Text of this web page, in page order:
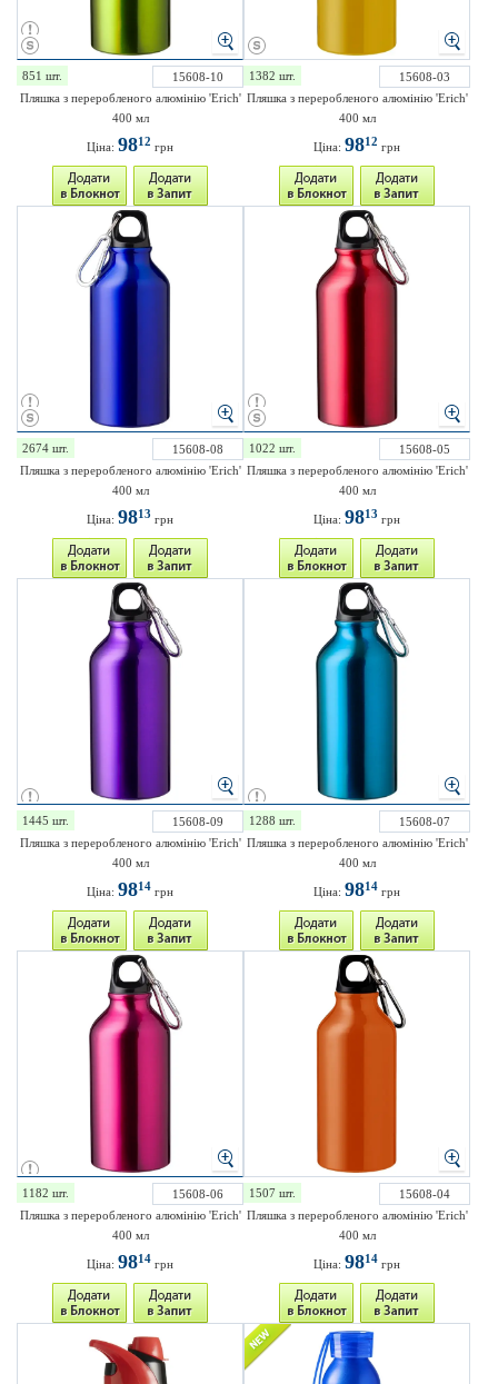
851 шт.
15608-10
Пляшка з переробленого алюмінію 'Erich'
400 мл
Ціна: 9812 грн
1382 шт.
15608-03
Пляшка з переробленого алюмінію 'Erich'
400 мл
Ціна: 9812 грн
2674 шт.
15608-08
Пляшка з переробленого алюмінію 'Erich'
400 мл
Ціна: 9813 грн
1022 шт.
15608-05
Пляшка з переробленого алюмінію 'Erich'
400 мл
Ціна: 9813 грн
1445 шт.
15608-09
Пляшка з переробленого алюмінію 'Erich'
400 мл
Ціна: 9814 грн
1288 шт.
15608-07
Пляшка з переробленого алюмінію 'Erich'
400 мл
Ціна: 9814 грн
1182 шт.
15608-06
Пляшка з переробленого алюмінію 'Erich'
400 мл
Ціна: 9814 грн
1507 шт.
15608-04
Пляшка з переробленого алюмінію 'Erich'
400 мл
Ціна: 9814 грн